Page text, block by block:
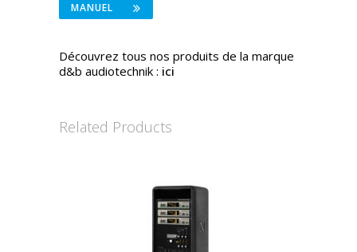
MANUEL
Découvrez tous nos produits de la marque
d&b audiotechnik : ici
Related Products